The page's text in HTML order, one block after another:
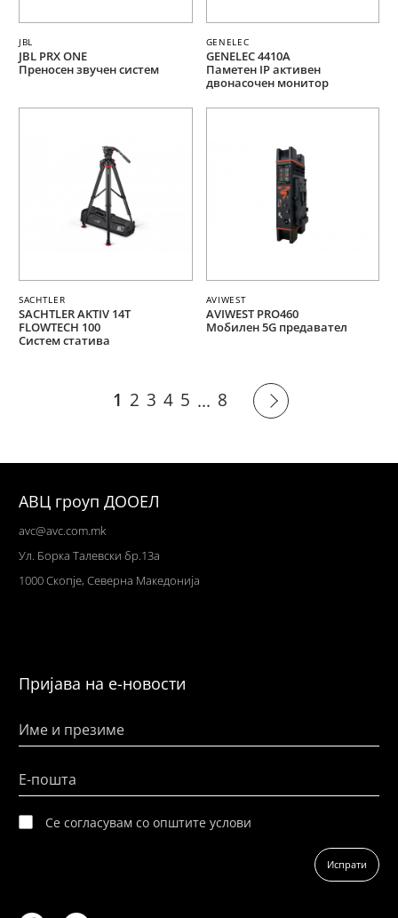
JBL
JBL PRX ONE
Преносен звучен систем
GENELEC
GENELEC 4410A
Паметен IP активен
двонасочен монитор
SACHTLER
SACHTLER AKTIV 14T
FLOWTECH 100
Систем статива
AVIWEST
AVIWEST PRO460
Мобилен 5G предавател
1 2 3 4 5 ... 8
АВЦ гроуп ДООЕЛ
avc@avc.com.mk
Ул. Борка Талевски бр.13а
1000 Скопје, Северна Македонија
Пријава на е-новости
Име и презиме
Е-пошта
Се согласувам со општите услови
Испрати